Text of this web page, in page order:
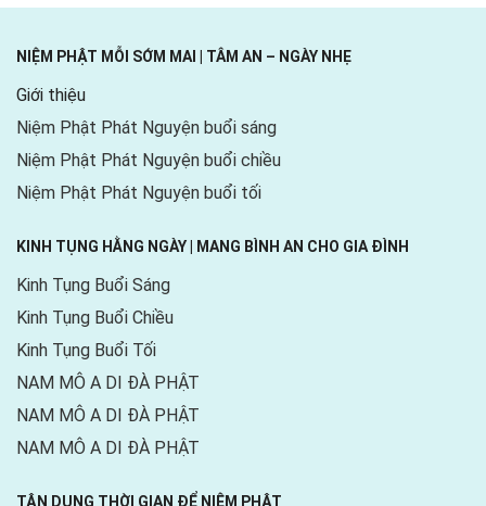
NIỆM PHẬT MỖI SỚM MAI | TÂM AN – NGÀY NHẸ
Giới thiệu
Niệm Phật Phát Nguyện buổi sáng
Niệm Phật Phát Nguyện buổi chiều
Niệm Phật Phát Nguyện buổi tối
KINH TỤNG HẰNG NGÀY | MANG BÌNH AN CHO GIA ĐÌNH
Kinh Tụng Buổi Sáng
Kinh Tụng Buổi Chiều
Kinh Tụng Buổi Tối
NAM MÔ A DI ĐÀ PHẬT
NAM MÔ A DI ĐÀ PHẬT
NAM MÔ A DI ĐÀ PHẬT
TẬN DỤNG THỜI GIAN ĐỂ NIỆM PHẬT